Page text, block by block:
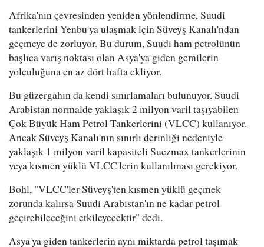
Afrika'nın çevresinden yeniden yönlendirme, Suudi
tankerlerini Yenbu'ya ulaşmak için Süveyş Kanalı'ndan
geçmeye de zorluyor. Bu durum, Suudi ham petrolünün
başlıca varış noktası olan Asya'ya giden gemilerin
yolculuğuna en az dört hafta ekliyor.
Bu güzergahın da kendi sınırlamaları bulunuyor. Suudi
Arabistan normalde yaklaşık 2 milyon varil taşıyabilen
Çok Büyük Ham Petrol Tankerlerini (VLCC) kullanıyor.
Ancak Süveyş Kanalı'nın sınırlı derinliği nedeniyle
yaklaşık 1 milyon varil kapasiteli Suezmax tankerlerinin
veya kısmen yüklü VLCC'lerin kullanılması gerekiyor.
Bohl, "VLCC'ler Süveyş'ten kısmen yüklü geçmek
zorunda kalırsa Suudi Arabistan'ın ne kadar petrol
geçirebileceğini etkileyecektir" dedi.
Asya'ya giden tankerlerin aynı miktarda petrol taşımak